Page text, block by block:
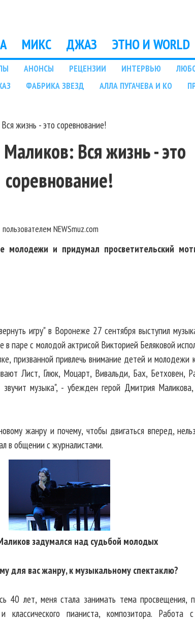
МИКС ДЖАЗ ЭТНО И WORLD
АНОНСЫ РЕЦЕНЗИИ ИНТЕРВЬЮ
ФАБРИКА ЗВЕЗД АЛЛА ПУГАЧЕВА И КО
жизнь - это соревнование!
Вся жизнь - это
соревнование!
пользователем NEWSmuz.com
молодежи и придумал просветительский
игру" в Воронеже 27 сентября выступил
паре с молодой актрисой Викторией Беляковой
призванной привлечь внимание детей и молодежи
Лист, Глюк, Моцарт, Вивальди, Бах, Бетховен,
музыка", - убежден герой Дмитрия
жанру и почему, чтобы двигаться вперед,
в общении с журналистами.
задумался над судьбой молодых
для вас жанру, к музыкальному спектаклю?
40 лет, меня стала занимать тема просвещения,
классического пианиста, композитора. Работа